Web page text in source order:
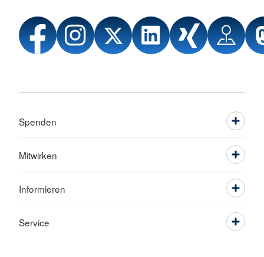
Spenden
Mitwirken
Informieren
Service